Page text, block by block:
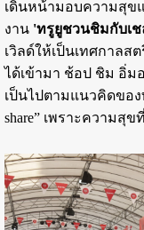
เดินหน้ามอบความสุข
งาน 'ทรูยูชวนชิมกับเช
เวิลด์ให้เป็นเทศกาล
ได้เข้ามา ช้อป ชิม อิ่ม
เป็นไปตามแนวคิดของท
share” เพราะความสุ